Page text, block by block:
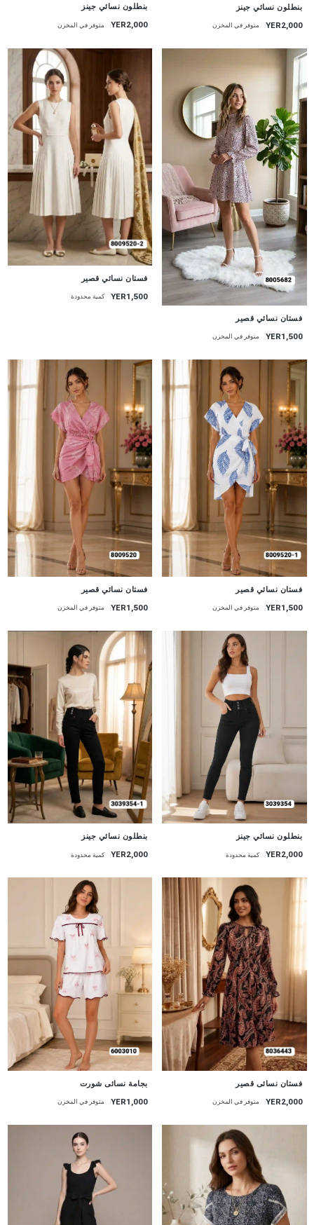
بنطلون نسائي جينز
YER2,000 متوفر في المخزن
بنطلون نسائي جينز
YER2,000 متوفر في المخزن
فستان نسائي قصير
YER1,500 متوفر في المخزن
فستان نسائي قصير
YER1,500 كمية محدودة
فستان نسائي قصير
YER1,500 متوفر في المخزن
فستان نسائي قصير
YER1,500 متوفر في المخزن
بنطلون نسائي جينز
YER2,000 كمية محدودة
جديد
بنطلون نسائي جينز
YER2,000 كمية محدودة
فستان نسائى قصير
YER2,000 متوفر في المخزن
بجامة نسائى شورت
YER1,000 متوفر في المخزن